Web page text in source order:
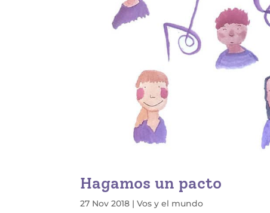
Hagamos un pacto
27 Nov 2018 |Vos y el mundo